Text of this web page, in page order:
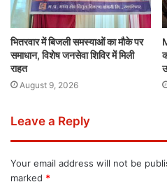
भितरवार में बिजली समस्याओं का मौके पर
समाधान, विशेष जनसेवा शिविर में मिली
राहत
August 9, 2026
Leave a Reply
Your email address will not be
marked *